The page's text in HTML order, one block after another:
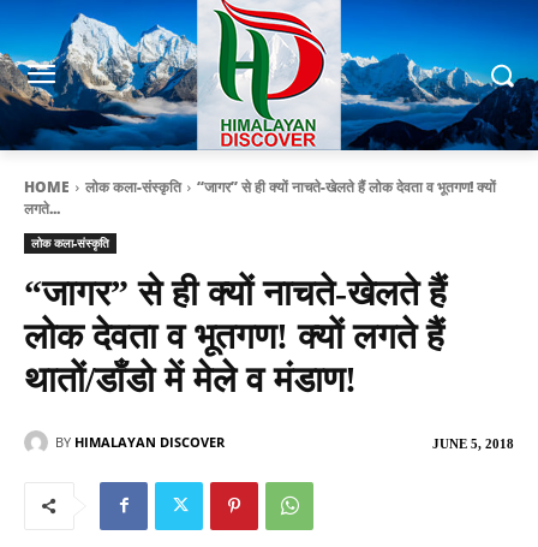
HOME लोक कला-संस्कृति
“जागर” से ही क्यों नाचते-खेलते हैं लोक देवता व भूतगण! क्यों
लगते...
लोक कला-संस्कृति
“जागर” से ही क्यों नाचते-खेलते हैं
लोक देवता व भूतगण! क्यों लगते हैं
थातों/डाँडो में मेले व मंडाण!
JUNE 5, 2018
BY HIMALAYAN DISCOVER